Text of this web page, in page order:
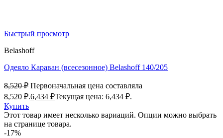
Быстрый просмотр
Belashoff
Одеяло Караван (всесезонное) Belashoff 140/205
8,520₽ Первоначальная цена составляла
8,520 ₽.6,434 ₽Текущая цена: 6,434 ₽.
Купить
Этот товар имеет несколько вариаций. Опции можно выбрать
на странице товара.
-17%